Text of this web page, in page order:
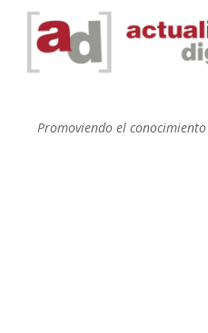
Promoviendo el